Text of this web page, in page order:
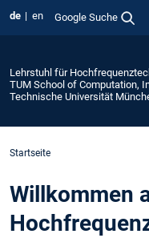
de en Google Suche
Lehrstuhl für
TUM School of Computation,
Technische Universität
Startseite
Willkommen